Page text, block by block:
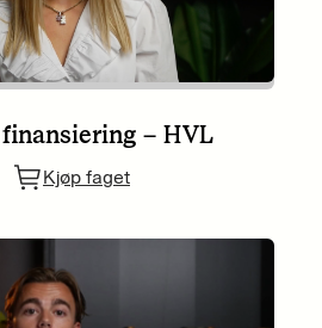
– HVL
Kjøp faget